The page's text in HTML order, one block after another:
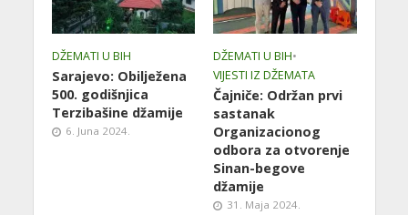
DŽEMATI U BIH
Sarajevo: Obilježena
500. godišnjica
Terzibašine džamije
6. Juna 2024.
DŽEMATI U BIH•
VIJESTI IZ DŽEMATA
Čajniče: Održan prvi
sastanak
Organizacionog
odbora za otvorenje
Sinan-begove
džamije
31. Maja 2024.